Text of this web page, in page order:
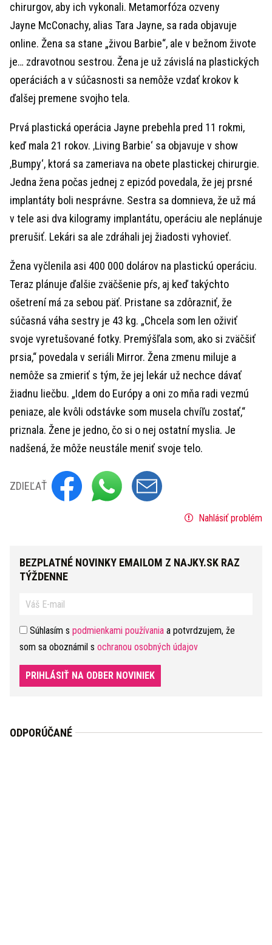
chirurgov, aby ich vykonali. Metamorfóza ozveny
Jayne McConachy, alias Tara Jayne, sa rada objavuje
online. Žena sa stane „živou Barbie“, ale v bežnom živote
je… zdravotnou sestrou. Žena je už závislá na plastických
operáciách a v súčasnosti sa nemôže vzdať krokov k
ďalšej premene svojho tela.
Prvá plastická operácia Jayne prebehla pred 11 rokmi,
keď mala 21 rokov. ‚Living Barbie‘ sa objavuje v show
‚Bumpy‘, ktorá sa zameriava na obete plastickej chirurgie.
Jedna žena počas jednej z epizód povedala, že jej prsné
implantáty boli nesprávne. Sestra sa domnieva, že už má
v tele asi dva kilogramy implantátu, operáciu ale neplánuje
prerušiť. Lekári sa ale zdráhali jej žiadosti vyhovieť.
Žena vyčlenila asi 400 000 dolárov na plastickú operáciu.
Teraz plánuje ďalšie zväčšenie pŕs, aj keď takýchto
ošetrení má za sebou päť. Pristane sa zdôrazniť, že
súčasná váha sestry je 43 kg. „Chcela som len oživiť
svoje vyretušované fotky. Premýšľala som, ako si zväčšiť
prsia,“ povedala v seriáli Mirror. Žena zmenu miluje a
nemôže sa zmieriť s tým, že jej lekár už nechce dávať
žiadnu liečbu. „Idem do Európy a oni zo mňa radi vezmú
peniaze, ale kvôli odstávke som musela chvíľu zostať,“
priznala. Žene je jedno, čo si o nej ostatní myslia. Je
nadšená, že môže neustále meniť svoje telo.
ZDIEĽAŤ
Nahlásiť problém
BEZPLATNÉ NOVINKY EMAILOM Z NAJKY.SK RAZ
TÝŽDENNE
Súhlasím s podmienkami používania a potvrdzujem, že
som sa oboznámil s ochranou osobných údajov
PRIHLÁSIŤ NA ODBER NOVINIEK
ODPORÚČANÉ